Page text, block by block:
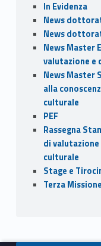
In Evidenza
News
News
News Master
valutazione e
News Master
alla
culturale
PEF
Rassegna
di
culturale
Stage e
Terza Missione